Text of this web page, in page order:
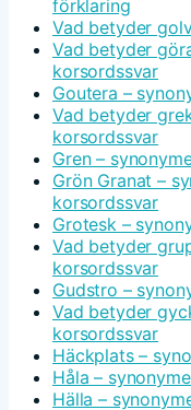
förklaring
Vad betyder
Vad betyder
korsordssvar
Goutera –
Vad betyder
korsordssvar
Gren –
Grön Granat –
korsordssvar
Grotesk –
Vad betyder
korsordssvar
Gudstro –
Vad betyder
korsordssvar
Häckplats –
Håla –
Hälla –